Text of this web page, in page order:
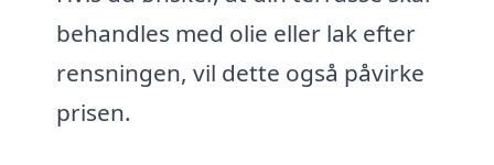
behandles med olie eller lak efter
rensningen, vil dette også påvirke
prisen.